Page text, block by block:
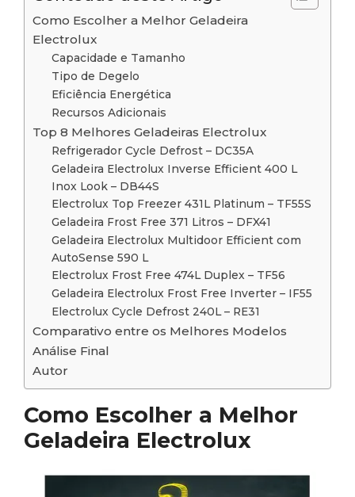
Como Escolher a Melhor Geladeira
Electrolux
Capacidade e Tamanho
Tipo de Degelo
Eficiência Energética
Recursos Adicionais
Top 8 Melhores Geladeiras Electrolux
Refrigerador Cycle Defrost – DC35A
Geladeira Electrolux Inverse Efficient 400 L
Inox Look – DB44S
Electrolux Top Freezer 431L Platinum – TF55S
Geladeira Frost Free 371 Litros – DFX41
Geladeira Electrolux Multidoor Efficient com
AutoSense 590 L
Electrolux Frost Free 474L Duplex – TF56
Geladeira Electrolux Frost Free Inverter – IF55
Electrolux Cycle Defrost 240L – RE31
Comparativo entre os Melhores Modelos
Análise Final
Autor
Como Escolher a Melhor
Geladeira Electrolux